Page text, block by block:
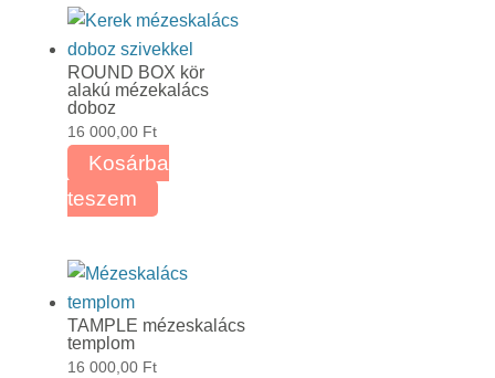
ROUND BOX kör
alakú mézekalács
doboz
16 000,00 Ft
Kosárba
teszem
TAMPLE mézeskalács
templom
16 000,00 Ft